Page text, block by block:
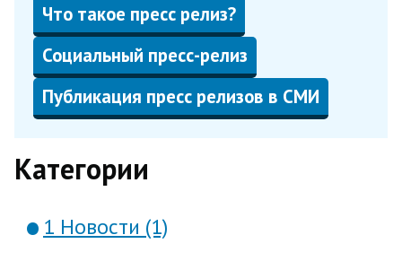
Что такое пресс релиз?
Социальный пресс-релиз
Публикация пресс релизов в СМИ
Категории
1 Новости (1)